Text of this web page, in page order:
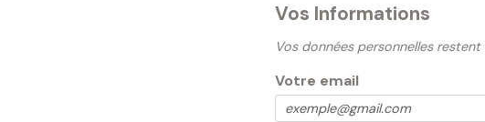
Vos Informations
Vos données personnelles
Votre email